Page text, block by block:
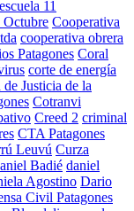
11
Octubre Cooperativa
cooperativa obrera
Patagones Coral
corte de energía
Justicia de la
Cotranvi
Creed 2 criminal
CTA Patagones
Leuvú Curza
Badié daniel
Agostino Dario
Civil Patagones